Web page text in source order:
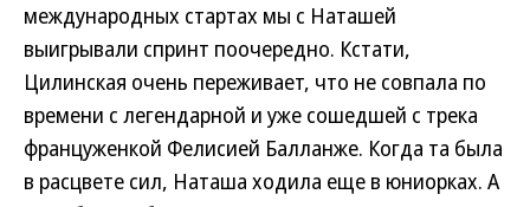
международных стартах мы с Наташей
выигрывали спринт поочередно. Кстати,
Цилинская очень переживает, что не совпала по
времени с легендарной и уже сошедшей с трека
француженкой Фелисией Балланже. Когда та была
в расцвете сил, Наташа ходила еще в юниорках. А